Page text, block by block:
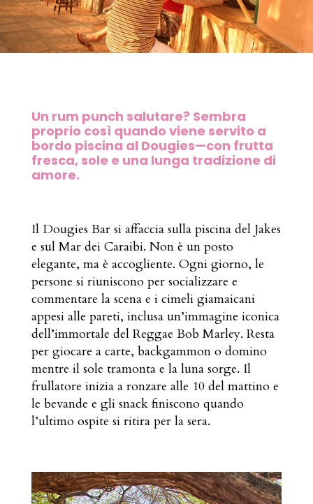
Un rum punch salutare? Sembra
proprio così quando viene servito a
bordo piscina al Dougies—con frutta
fresca, sole e una lunga tradizione di
amore.
Il Dougies Bar si affaccia sulla piscina del Jakes
e sul Mar dei Caraibi. Non è un posto
elegante, ma è accogliente. Ogni giorno, le
persone si riuniscono per socializzare e
commentare la scena e i cimeli giamaicani
appesi alle pareti, inclusa un’immagine iconica
dell’immortale del Reggae Bob Marley. Resta
per giocare a carte, backgammon o domino
mentre il sole tramonta e la luna sorge. Il
frullatore inizia a ronzare alle 10 del mattino e
le bevande e gli snack finiscono quando
l’ultimo ospite si ritira per la sera.